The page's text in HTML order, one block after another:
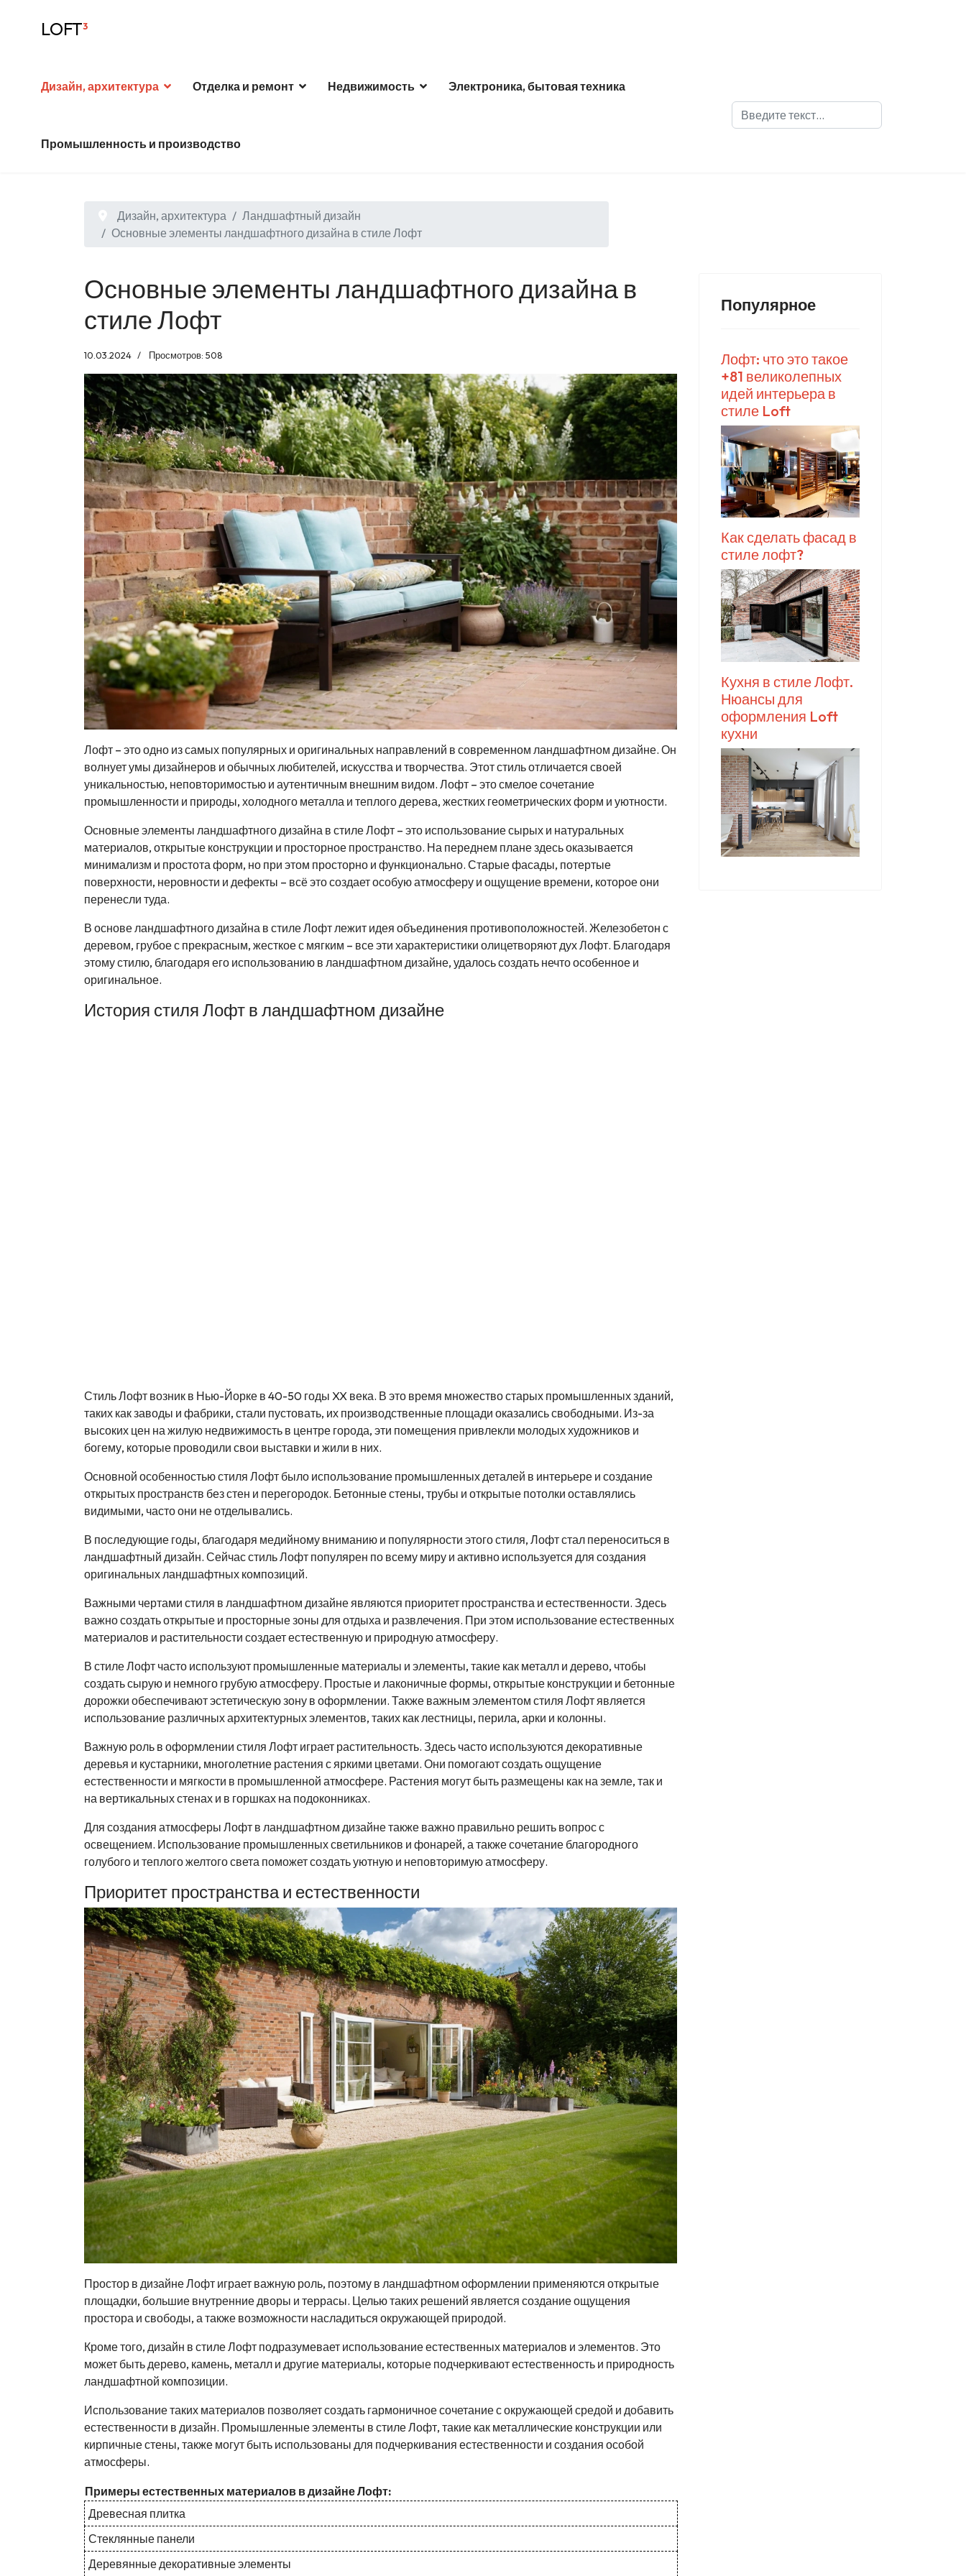
LOFT³
Дизайн, архитектура Отделка и ремонт Недвижимость Электроника, бытовая техника
Промышленность и производство
Поиск
Дизайн, архитектура
Ландшафтный дизайн
Основные элементы ландшафтного дизайна в стиле Лофт
Основные элементы ландшафтного дизайна в
стиле Лофт
10.03.2024 Просмотров: 508
Лофт – это одно из самых популярных и оригинальных направлений в современном ландшафтном дизайне. Он
волнует умы дизайнеров и обычных любителей, искусства и творчества. Этот стиль отличается своей
уникальностью, неповторимостью и аутентичным внешним видом. Лофт – это смелое сочетание
промышленности и природы, холодного металла и теплого дерева, жестких геометрических форм и уютности.
Основные элементы ландшафтного дизайна в стиле Лофт – это использование сырых и натуральных
материалов, открытые конструкции и просторное пространство. На переднем плане здесь оказывается
минимализм и простота форм, но при этом просторно и функционально. Старые фасады, потертые
поверхности, неровности и дефекты – всё это создает особую атмосферу и ощущение времени, которое они
перенесли туда.
В основе ландшафтного дизайна в стиле Лофт лежит идея объединения противоположностей. Железобетон с
деревом, грубое с прекрасным, жесткое с мягким – все эти характеристики олицетворяют дух Лофт. Благодаря
этому стилю, благодаря его использованию в ландшафтном дизайне, удалось создать нечто особенное и
оригинальное.
История стиля Лофт в ландшафтном дизайне
Стиль Лофт возник в Нью-Йорке в 40-50 годы XX века. В это время множество старых промышленных зданий,
таких как заводы и фабрики, стали пустовать, их производственные площади оказались свободными. Из-за
высоких цен на жилую недвижимость в центре города, эти помещения привлекли молодых художников и
богему, которые проводили свои выставки и жили в них.
Основной особенностью стиля Лофт было использование промышленных деталей в интерьере и создание
открытых пространств без стен и перегородок. Бетонные стены, трубы и открытые потолки оставлялись
видимыми, часто они не отделывались.
В последующие годы, благодаря медийному вниманию и популярности этого стиля, Лофт стал переноситься в
ландшафтный дизайн. Сейчас стиль Лофт популярен по всему миру и активно используется для создания
оригинальных ландшафтных композиций.
Важными чертами стиля в ландшафтном дизайне являются приоритет пространства и естественности. Здесь
важно создать открытые и просторные зоны для отдыха и развлечения. При этом использование естественных
материалов и растительности создает естественную и природную атмосферу.
В стиле Лофт часто используют промышленные материалы и элементы, такие как металл и дерево, чтобы
создать сырую и немного грубую атмосферу. Простые и лаконичные формы, открытые конструкции и бетонные
дорожки обеспечивают эстетическую зону в оформлении. Также важным элементом стиля Лофт является
использование различных архитектурных элементов, таких как лестницы, перила, арки и колонны.
Важную роль в оформлении стиля Лофт играет растительность. Здесь часто используются декоративные
деревья и кустарники, многолетние растения с яркими цветами. Они помогают создать ощущение
естественности и мягкости в промышленной атмосфере. Растения могут быть размещены как на земле, так и
на вертикальных стенах и в горшках на подоконниках.
Для создания атмосферы Лофт в ландшафтном дизайне также важно правильно решить вопрос с
освещением. Использование промышленных светильников и фонарей, а также сочетание благородного
голубого и теплого желтого света поможет создать уютную и неповторимую атмосферу.
Приоритет пространства и естественности
Простор в дизайне Лофт играет важную роль, поэтому в ландшафтном оформлении применяются открытые
площадки, большие внутренние дворы и террасы. Целью таких решений является создание ощущения
простора и свободы, а также возможности насладиться окружающей природой.
Кроме того, дизайн в стиле Лофт подразумевает использование естественных материалов и элементов. Это
может быть дерево, камень, металл и другие материалы, которые подчеркивают естественность и природность
ландшафтной композиции.
Использование таких материалов позволяет создать гармоничное сочетание с окружающей средой и добавить
естественности в дизайн. Промышленные элементы в стиле Лофт, такие как металлические конструкции или
кирпичные стены, также могут быть использованы для подчеркивания естественности и создания особой
атмосферы.
Примеры естественных материалов в дизайне Лофт:
Древесная плитка
Стеклянные панели
Деревянные декоративные элементы
Популярное
Лофт: что это такое
+81 великолепных
идей интерьера в
стиле Loft
Как сделать фасад в
стиле лофт?
Кухня в стиле Лофт.
Нюансы для
оформления Loft
кухни